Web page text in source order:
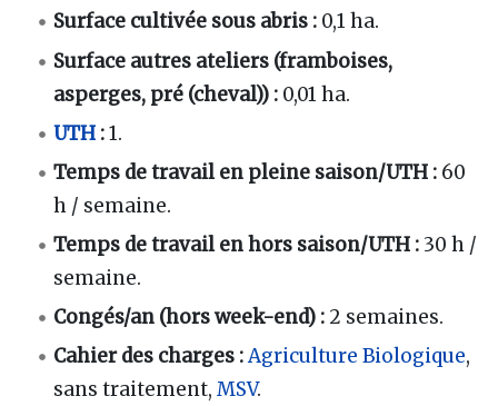
Surface cultivée sous abris : 0,1 ha.
Surface autres ateliers (framboises,
asperges, pré (cheval)) : 0,01 ha.
UTH :1.
Temps de travail en pleine saison/UTH : 60
h / semaine.
Temps de travail en hors saison/UTH : 30 h /
semaine.
Congés/an (hors week-end) : 2 semaines.
Cahier des charges :Agriculture Biologique,
sans traitement,MSV.